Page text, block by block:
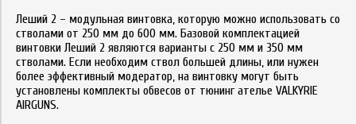
Леший 2 – модульная винтовка, которую можно использовать со
стволами от 250 мм до 600 мм. Базовой комплектацией
винтовки Леший 2 являются варианты с 250 мм и 350 мм
стволами. Если необходим ствол большей длины, или нужен
более эффективный модератор, на винтовку могут быть
установлены комплекты обвесов от тюнинг ателье VALKYRIE
AIRGUNS.